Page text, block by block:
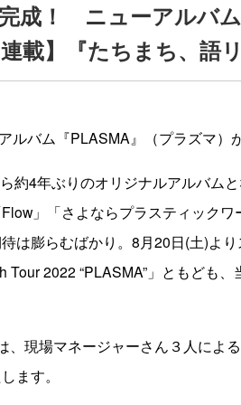
成！ ニューアルバ
載】『たちまち、語
ルバム『PLASMA』（プラズマ）
約4年ぶりのオリジナルアルバム
」「さよならプラスティック
は膨らむばかり。8月20日(土)よ
Tour 2022 “PLASMA”」ともども
、現場マネージャーさん３人によ
ます。